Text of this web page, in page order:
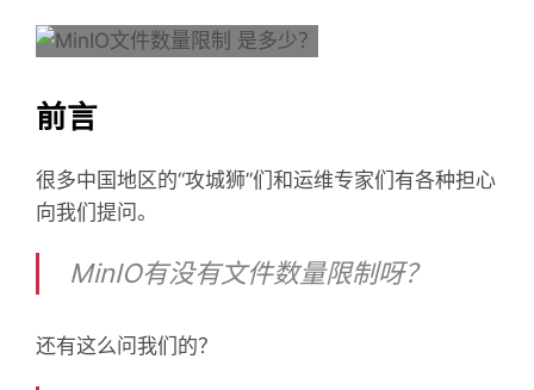
前言
很多中国地区的“攻城狮”们和运维专家们有各种担心
向我们提问。
MinIO有没有文件数量限制呀？
还有这么问我们的？